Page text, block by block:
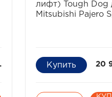
лифт) Tough Dog
Mitsubishi Pajero
20